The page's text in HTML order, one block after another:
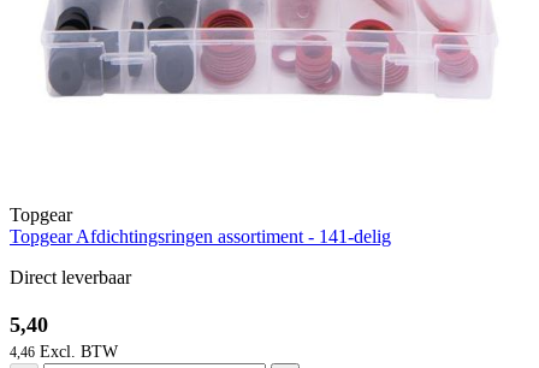
Topgear
Topgear Afdichtingsringen assortiment - 141-delig
Direct leverbaar
5,40
4,46